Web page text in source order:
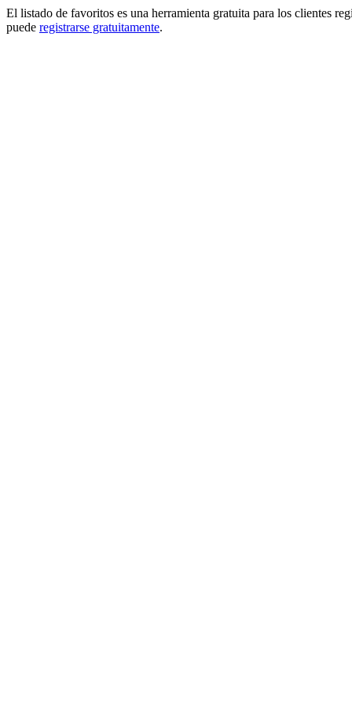
El listado de favoritos es una herramienta gratuita para los clientes
puede registrarse gratuitamente.